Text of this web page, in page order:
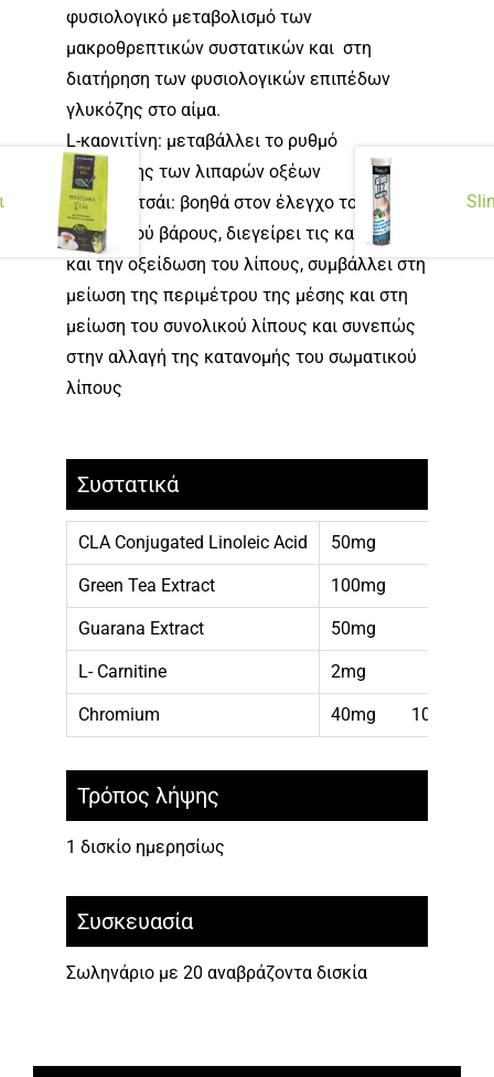
φυσιολογικό μεταβολισμό των
μακροθρεπτικών συστατικών και στη
διατήρηση των φυσιολογικών επιπέδων
γλυκόζης στο αίμα.
L-καρνιτίνη: μεταβάλλει το ρυθμό
οξείδωσης των λιπαρών οξέων
Πράσινο τσάι: βοηθά στον έλεγχο του
σωματικού βάρους, διεγείρει τις καύσεις
και την οξείδωση του λίπους, συμβάλλει στη
μείωση της περιμέτρου της μέσης και στη
μείωση του συνολικού λίπους και συνεπώς
στην αλλαγή της κατανομής του σωματικού
λίπους
Συστατικά
CLA Conjugated Linoleic Acid 50mg
Green Tea Extract 100mg
Guarana Extract 50mg
L- Carnitine 2mg
Chromium 40mg 100%ΣΗΔ
Τρόπος λήψης
1 δισκίο ημερησίως
Συσκευασία
Σωληνάριο με 20 αναβράζοντα δισκία